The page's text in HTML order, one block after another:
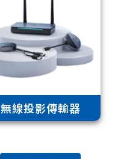
無線投影傳輸器